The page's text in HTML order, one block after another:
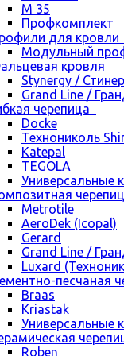
М 35
Профкомплект
для кровли
Модульный
кровля
Stynergy /
Grand Line /
черепица
Docke
Технониколь
Katepal
TEGOLA
Универсальные
Metrotile
AeroDek (Icopal)
Gerard
Grand Line /
Luxard
песчаная
Braas
Kriastak
Универсальные
Roben